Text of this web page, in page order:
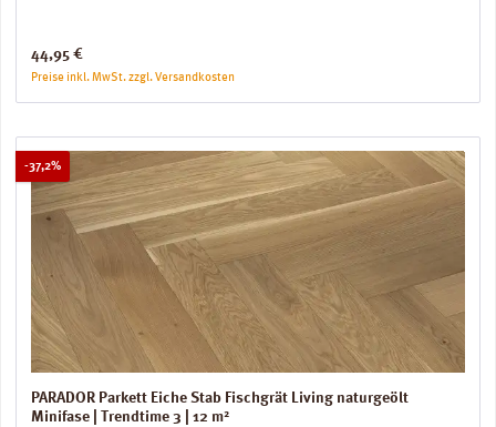
Regulärer Preis:
44,95 €
Preise inkl. MwSt. zzgl. Versandkosten
-37,2%Rabatt
PARADOR Parkett Eiche Stab Fischgrät Living naturgeölt
Minifase | Trendtime 3 | 12 m²